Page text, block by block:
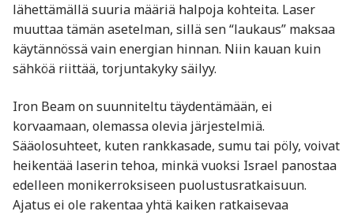
lähettämällä suuria määriä halpoja kohteita. Laser
muuttaa tämän asetelman, sillä sen “laukaus” maksaa
käytännössä vain energian hinnan. Niin kauan kuin
sähköä riittää, torjuntakyky säilyy.
Iron Beam on suunniteltu täydentämään, ei
korvaamaan, olemassa olevia järjestelmiä.
Sääolosuhteet, kuten rankkasade, sumu tai pöly, voivat
heikentää laserin tehoa, minkä vuoksi Israel panostaa
edelleen monikerroksiseen puolustusratkaisuun.
Ajatus ei ole rakentaa yhtä kaiken ratkaisevaa